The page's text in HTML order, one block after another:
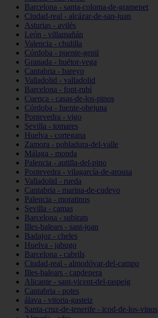
Barcelona - santa-coloma-de-gramenet
Ciudad-real - alcázar-de-san-juan
Asturias - avilés
León - villamañán
Valencia - chulilla
Córdoba - puente-genil
Granada - huétor-vega
Cantabria - bareyo
Valladolid - valladolid
Barcelona - font-rubí
Cuenca - casas-de-los-pinos
Córdoba - fuente-obejuna
Pontevedra - vigo
Sevilla - tomares
Huelva - cortegana
Zamora - pobladura-del-valle
Málaga - monda
Palencia - autilla-del-pino
Pontevedra - vilagarcía-de-arousa
Valladolid - rueda
Cantabria - marina-de-cudeyo
Palencia - moratinos
Sevilla - camas
Barcelona - subirats
Illes-balears - sant-joan
Badajoz - cheles
Huelva - jabugo
Barcelona - cabrils
Ciudad-real - almodóvar-del-campo
Illes-balears - capdepera
Alicante - sant-vicent-del-raspeig
Cantabria - potes
álava - vitoria-gasteiz
Santa-cruz-de-tenerife - icod-de-los-vinos